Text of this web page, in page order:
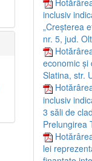
inclusiv
„Creșterea
nr. 5, jud.
economic și
Slatina, str.
inclusiv
3 săli de
Prelungirea
lei